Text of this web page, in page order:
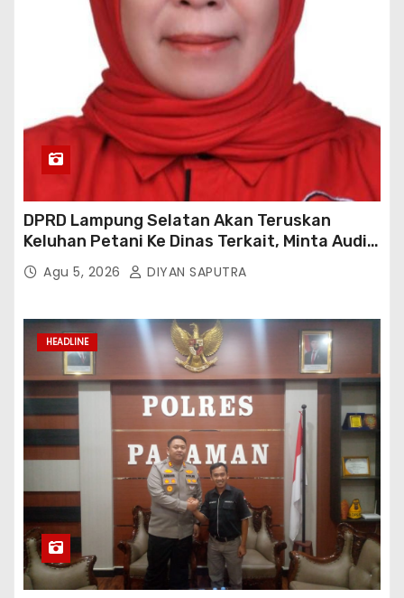
DPRD Lampung Selatan Akan Teruskan
Keluhan Petani Ke Dinas Terkait, Minta Audit
Penyaluran Pupuk Bersubsidi Di Desa Budi
Lestari
Agu 5, 2026 DIYAN SAPUTRA
HEADLINE